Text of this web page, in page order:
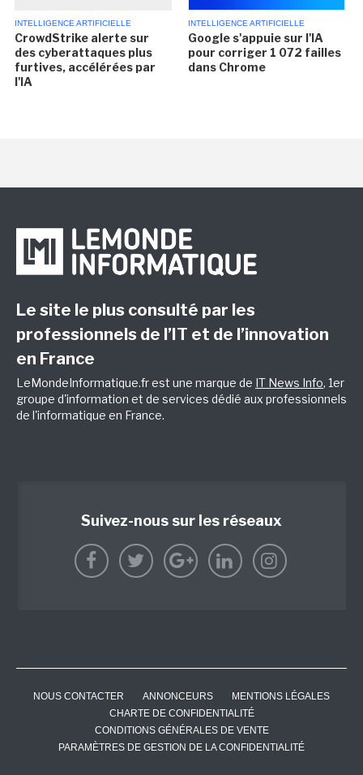
INTELLIGENCE ARTIFICIELLE
CrowdStrike alerte sur
des cyberattaques plus
furtives, accélérées par
l'IA
INTELLIGENCE ARTIFICIELLE
Google s'appuie sur l'IA
pour corriger 1 072 failles
dans Chrome
Le site le plus consulté par les
professionnels de l’IT et de l’innovation
en France
LeMondeInformatique.fr est une marque de IT News Info, 1er
groupe d'information et de services dédié aux professionnels
de l'informatique en France.
Suivez-nous sur les réseaux
NOUS CONTACTER ANNONCEURS
MENTIONS LÉGALES
CHARTE DE CONFIDENTIALITÉ
CONDITIONS GÉNÉRALES DE VENTE
PARAMÈTRES DE GESTION DE LA CONFIDENTIALITÉ